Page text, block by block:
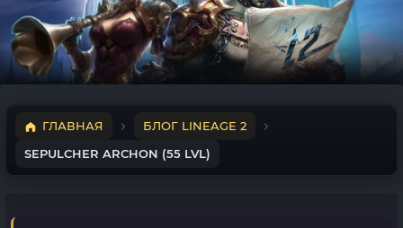
ГЛАВНАЯ
БЛОГ LINEAGE 2
SEPULCHER ARCHON (55 LVL)